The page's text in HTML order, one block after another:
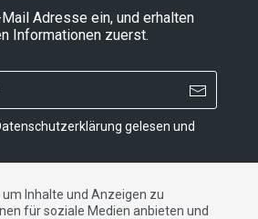
Adresse ein, und erhalten
Informationen zuerst.
gelesen und
Inhalte und Anzeigen zu
für soziale Medien anbieten und